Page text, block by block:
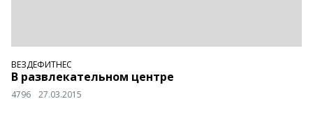
ВЕЗДЕФИТНЕС
В развлекательном центре
4796 27.03.2015